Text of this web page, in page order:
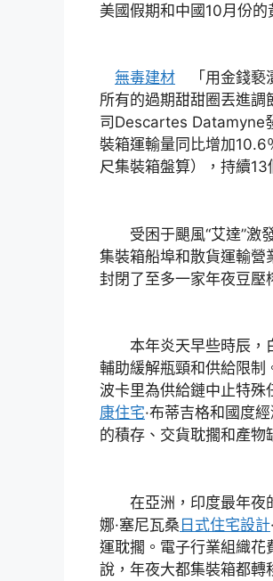
美國假期和中國10月份的
無毒建材 「用金錢褻
所有的過期甜甜圈丟進調
司Descartes Datamyne
裝箱運輸量同比增加10.6
尺集裝箱盤算），持續
受困于颶風“艾達”激發
集裝箱船埠和散貨運輸營
封閉了至多一家年夜豆壓
本年炎天早些時辰，
輔助緩解瓶頸和供給限制
波卡里為供給鏈中止特
康住宅·布蒂吉格和國度
的積存、交貨耽擱和產物
在亞洲，印度最年夜
娜·塞尼瓦桑 日式住宅設計
運耽擱。電子行業組織花
說，年夜大都集裝箱都轉